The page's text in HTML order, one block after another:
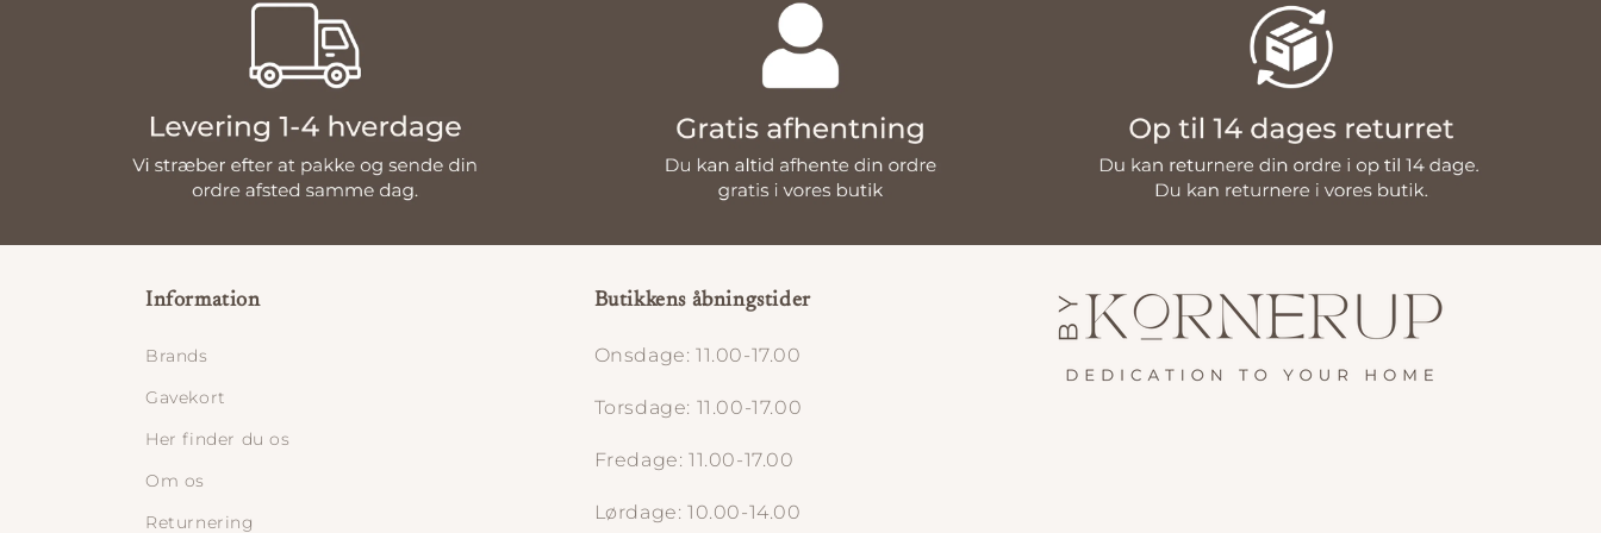
Information
Brands
Gavekort
Her finder du os
Om os
Returnering
Butikkens åbningstider
Onsdage: 11.00-17.00
Torsdage: 11.00-17.00
Fredage: 11.00-17.00
Lørdage: 10.00-14.00